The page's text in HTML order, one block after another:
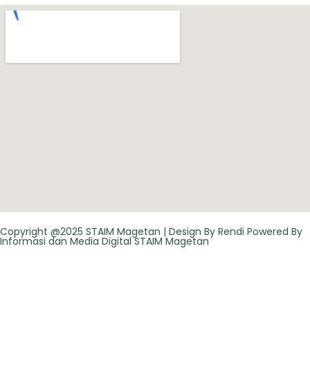
Copyright @2025 STAIM Magetan | Design By Rendi Powered By
Informasi dan Media Digital STAIM Magetan